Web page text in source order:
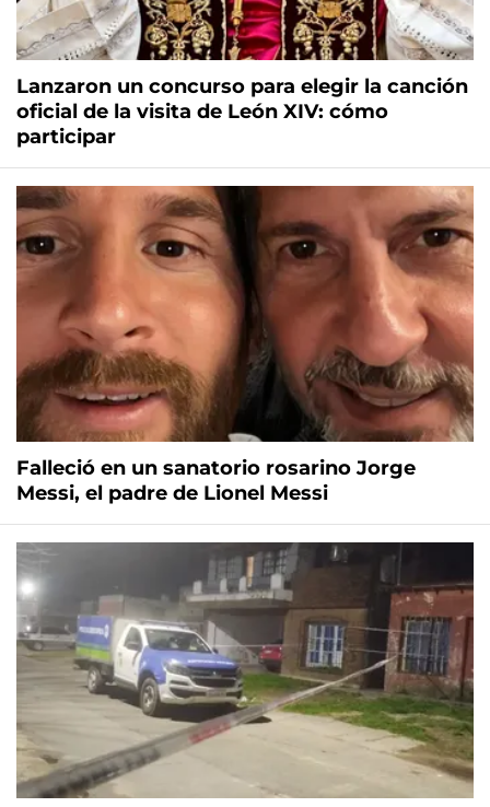
Lanzaron un concurso para elegir la canción
oficial de la visita de León XIV: cómo
participar
Falleció en un sanatorio rosarino Jorge
Messi, el padre de Lionel Messi